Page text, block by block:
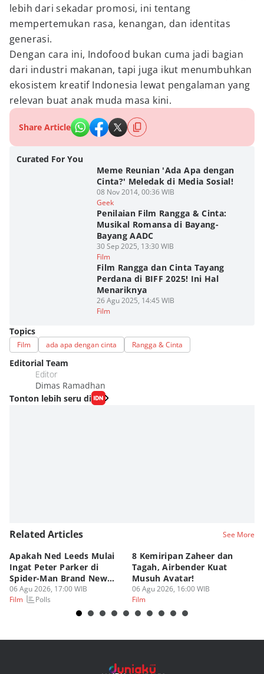
lebih dari sekadar promosi, ini tentang
mempertemukan rasa, kenangan, dan identitas
generasi.
Dengan cara ini, Indofood bukan cuma jadi bagian
dari industri makanan, tapi juga ikut menumbuhkan
ekosistem kreatif Indonesia lewat pengalaman yang
relevan buat anak muda masa kini.
Share Article
Curated For You
Meme Reunian 'Ada Apa dengan
Cinta?' Meledak di Media Sosial!
08 Nov 2014, 00:36 WIB
Geek
Penilaian Film Rangga & Cinta:
Musikal Romansa di Bayang-
Bayang AADC
30 Sep 2025, 13:30 WIB
Film
Film Rangga dan Cinta Tayang
Perdana di BIFF 2025! Ini Hal
Menariknya
26 Agu 2025, 14:45 WIB
Film
Topics
Film ada apa dengan cinta Rangga & Cinta
Editorial Team
Editor
Dimas Ramadhan
Tonton lebih seru di
Related Articles See More
Apakah Ned Leeds Mulai
Ingat Peter Parker di
Spider-Man Brand New
Day?
06 Agu 2026, 17:00 WIB
Film
Polls
8 Kemiripan Zaheer dan
Tagah, Airbender Kuat
Musuh Avatar!
06 Agu 2026, 16:00 WIB
Film